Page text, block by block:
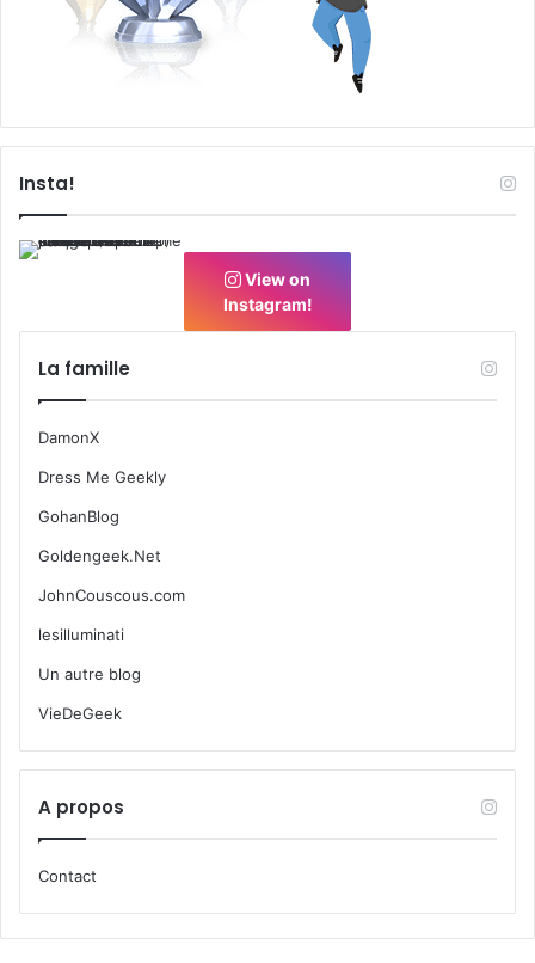
Insta!
View on
Instagram!
La famille
DamonX
Dress Me Geekly
GohanBlog
Goldengeek.Net
JohnCouscous.com
lesilluminati
Un autre blog
VieDeGeek
A propos
Contact